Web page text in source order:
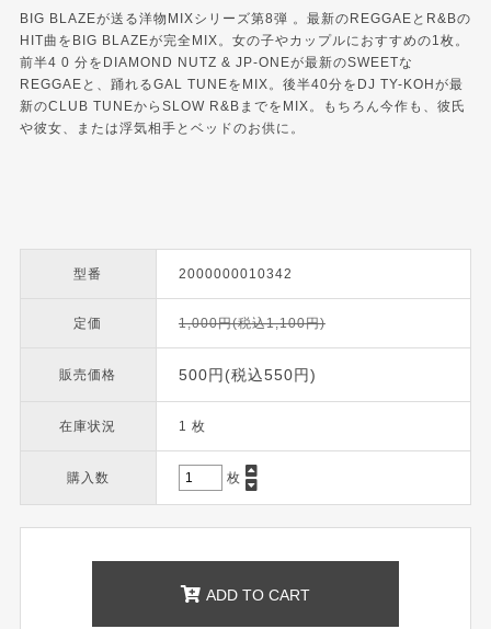
BIG BLAZEが送る洋物MIXシリーズ第8弾 。最新のREGGAEとR&Bの
HIT曲をBIG BLAZEが完全MIX。女の子やカップルにおすすめの1枚。
前半4 0 分をDIAMOND NUTZ & JP-ONEが最新のSWEETな
REGGAEと、踊れるGAL TUNEをMIX。後半40分をDJ TY-KOHが最
新のCLUB TUNEからSLOW R&BまでをMIX。もちろん今作も、彼氏
や彼女、または浮気相手とベッドのお供に。
型番 2000000010342
定価 1,000円(税込1,100円)
販売価格 500円(税込550円)
在庫状況 1 枚
購入数 枚
ADD TO CART